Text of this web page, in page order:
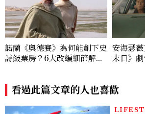
諾蘭《奧德賽》為何能創下史
詩級票房？6大改編細節解
德修斯
安海瑟
末日》
看過此篇文章的人也喜歡